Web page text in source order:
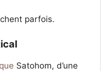
parfois.
Satohom, d’une